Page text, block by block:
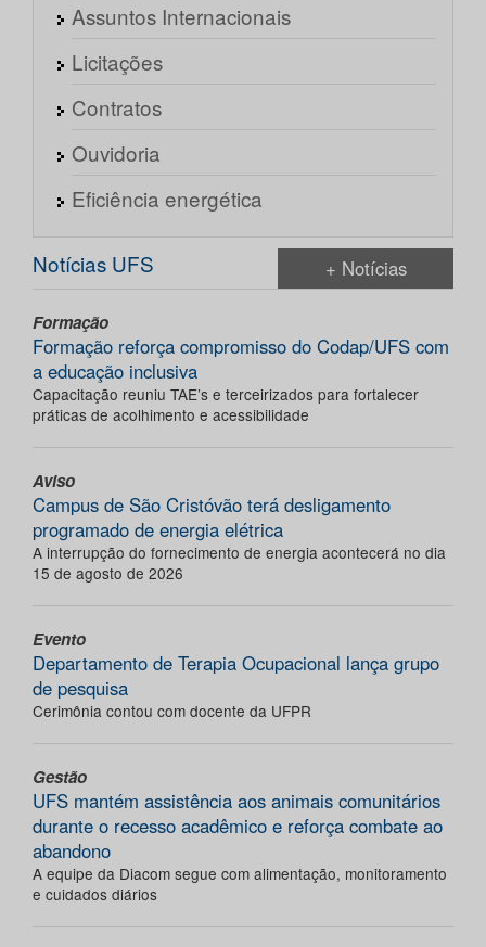
Assuntos Internacionais
Licitações
Contratos
Ouvidoria
Eficiência energética
Notícias UFS + Notícias
Formação
Formação reforça compromisso do Codap/UFS com
a educação inclusiva
Capacitação reuniu TAE’s e terceirizados para fortalecer
práticas de acolhimento e acessibilidade
Aviso
Campus de São Cristóvão terá desligamento
programado de energia elétrica
A interrupção do fornecimento de energia acontecerá no dia
15 de agosto de 2026
Evento
Departamento de Terapia Ocupacional lança grupo
de pesquisa
Cerimônia contou com docente da UFPR
Gestão
UFS mantém assistência aos animais comunitários
durante o recesso acadêmico e reforça combate ao
abandono
A equipe da Diacom segue com alimentação, monitoramento
e cuidados diários